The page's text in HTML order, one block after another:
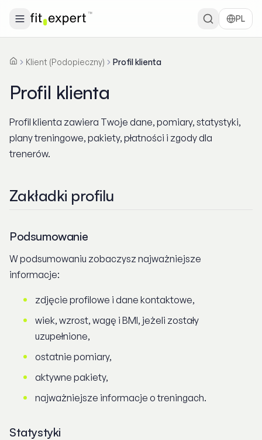
PL
Strona główna
Klient (Podopieczny) Profil klienta
Profil klienta
Profil klienta zawiera Twoje dane, pomiary, statystyki,
plany treningowe, pakiety, płatności i zgody dla
trenerów.
Zakładki profilu
Podsumowanie
W podsumowaniu zobaczysz najważniejsze
informacje:
zdjęcie profilowe i dane kontaktowe,
wiek, wzrost, wagę i BMI, jeżeli zostały
uzupełnione,
ostatnie pomiary,
aktywne pakiety,
najważniejsze informacje o treningach.
Statystyki